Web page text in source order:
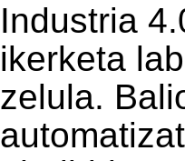
Industria
ikerketa
zelula.